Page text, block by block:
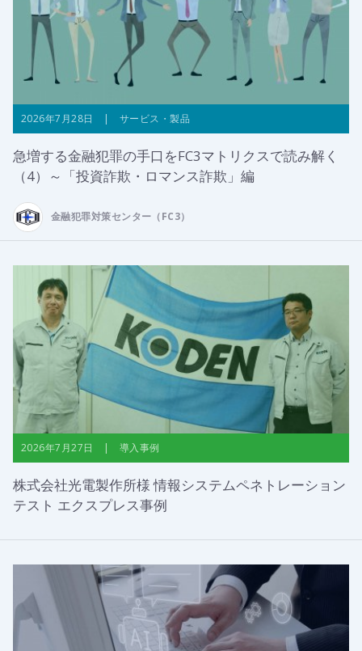
2026年7月28日 | サービス・製品
急増する金融犯罪の手口をFC3マトリクスで読み解く
（4）～「投資詐欺・ロマンス詐欺」編
金融犯罪対策センター（FC3）
2026年7月27日 | 導入事例
株式会社光電製作所様 情報システムペネトレーション
テスト エクスプレス事例